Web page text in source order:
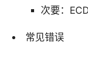
次要：
常见错误